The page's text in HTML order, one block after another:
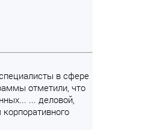
в сфере
отметили, что
... деловой,